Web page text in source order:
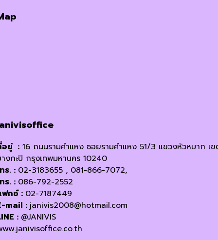
อยู่ : 16 ถนนรามคำแหง ซอยรามคำแหง 51/3 แขวงหัวหมาก เ
งกะปิ กรุงเทพมหานคร 10240
ร. : 02-3183655 , 081-866-7072,
ร. : 086-792-2552
กซ์ : 02-7187449
mail : janivis2008@hotmail.com
: @JANIVIS